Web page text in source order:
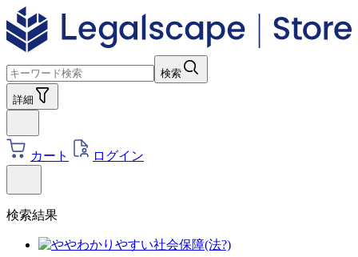
検索
詳細
カート ログイン
検索結果